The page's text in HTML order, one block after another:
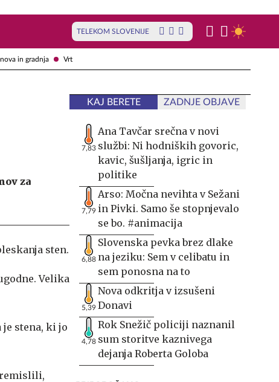
in gradnja Vrt
TELEKOM SLOVENIJE
za
sten.
Velika
stena, ki jo
KAJ BERETE ZADNJE OBJAVE
7,83
Ana Tavčar srečna v novi
službi: Ni hodniških govoric,
kavic, šušljanja, igric in
politike
7,79
Arso: Močna nevihta v Sežani
in Pivki. Samo še stopnjevalo
se bo. #animacija
6,88
Slovenska pevka brez dlake
na jeziku: Sem v celibatu in
sem ponosna na to
5,39
Nova odkritja v izsušeni
Donavi
4,78
Rok Snežič policiji naznanil
sum storitve kaznivega
dejanja Roberta Goloba